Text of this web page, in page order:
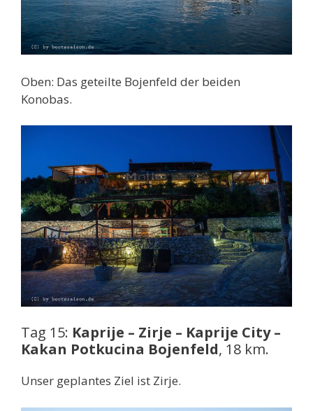
Oben: Das geteilte Bojenfeld der beiden
Konobas.
Tag 15: Kaprije – Zirje – Kaprije City –
Kakan Potkucina Bojenfeld, 18 km.
Unser geplantes Ziel ist Zirje.